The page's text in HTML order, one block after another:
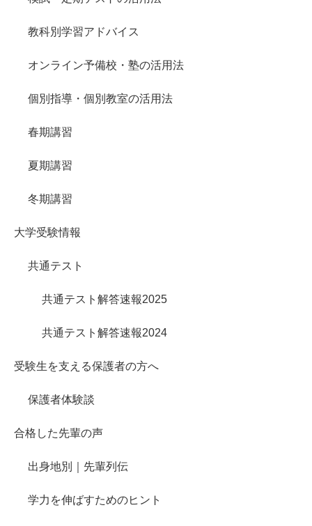
教科別学習アドバイス
オンライン予備校・塾の活用法
個別指導・個別教室の活用法
春期講習
夏期講習
冬期講習
大学受験情報
共通テスト
共通テスト解答速報2025
共通テスト解答速報2024
受験生を支える保護者の方へ
保護者体験談
合格した先輩の声
出身地別｜先輩列伝
学力を伸ばすためのヒント